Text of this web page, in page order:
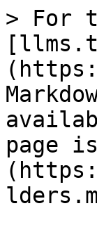
> For
page